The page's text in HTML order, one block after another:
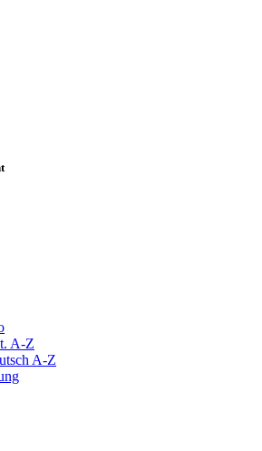
A-Z
A-Z